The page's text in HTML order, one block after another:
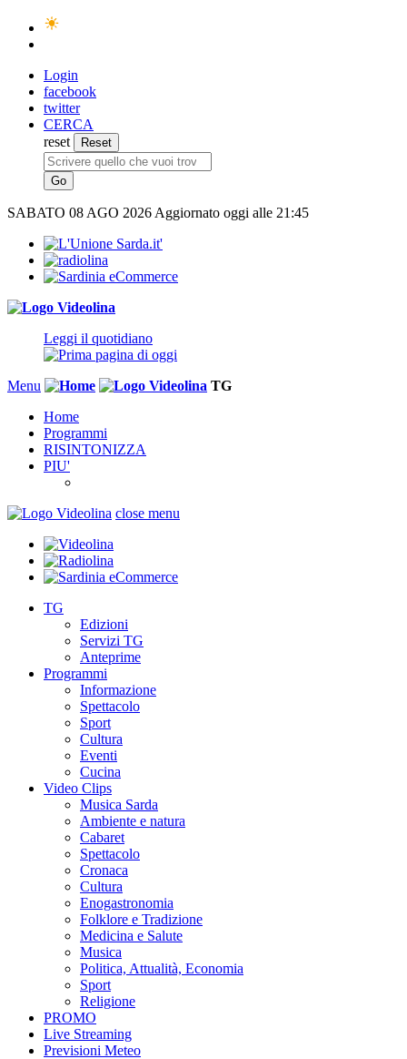
Login
facebook
twitter
CERCA
reset
SABATO 08 AGO 2026 Aggiornato oggi alle 21:45
Leggi il quotidiano
Menu
TG
Home
Programmi
RISINTONIZZA
PIU'
close menu
TG
Edizioni
Servizi TG
Anteprime
Programmi
Informazione
Spettacolo
Sport
Cultura
Eventi
Cucina
Video Clips
Musica Sarda
Ambiente e natura
Cabaret
Spettacolo
Cronaca
Cultura
Enogastronomia
Folklore e Tradizione
Medicina e Salute
Musica
Politica, Attualità, Economia
Sport
Religione
PROMO
Live Streaming
Previsioni Meteo